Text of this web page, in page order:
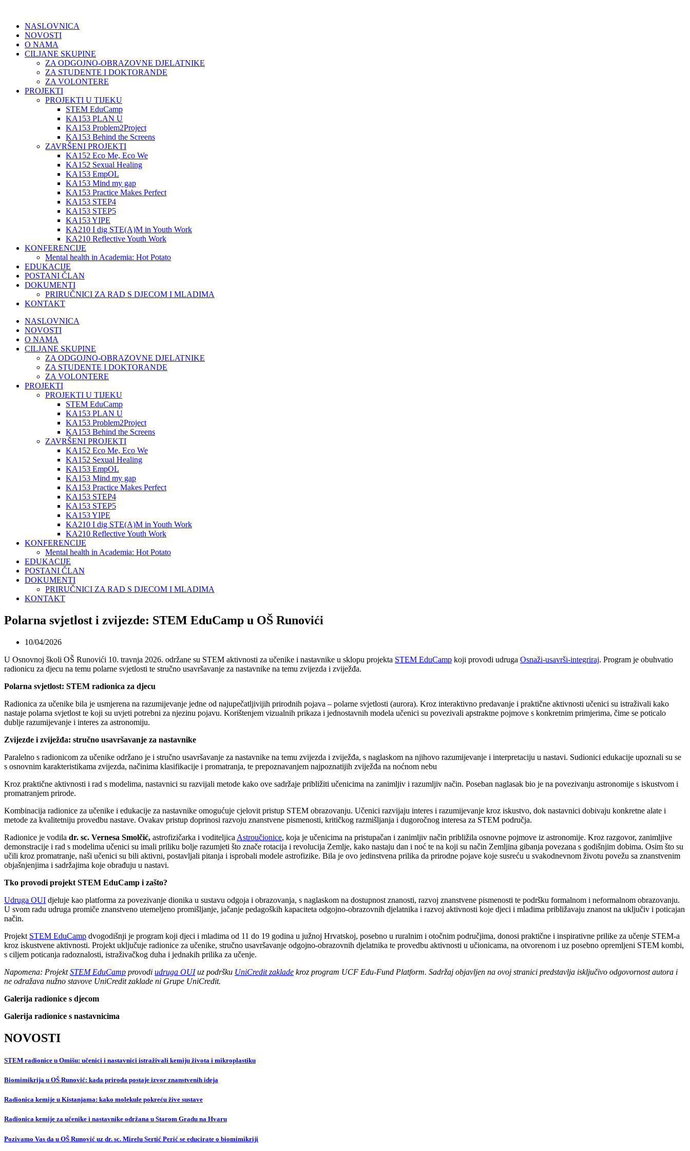
NASLOVNICA
NOVOSTI
O NAMA
CILJANE SKUPINE
ZA ODGOJNO-OBRAZOVNE DJELATNIKE
ZA STUDENTE I DOKTORANDE
ZA VOLONTERE
PROJEKTI
PROJEKTI U TIJEKU
STEM EduCamp
KA153 PLAN U
KA153 Problem2Project
KA153 Behind the Screens
ZAVRŠENI PROJEKTI
KA152 Eco Me, Eco We
KA152 Sexual Healing
KA153 EmpOL
KA153 Mind my gap
KA153 Practice Makes Perfect
KA153 STEP4
KA153 STEP5
KA153 YIPE
KA210 I dig STE(A)M in Youth Work
KA210 Reflective Youth Work
KONFERENCIJE
Mental health in Academia: Hot Potato
EDUKACIJE
POSTANI ČLAN
DOKUMENTI
PRIRUČNICI ZA RAD S DJECOM I MLADIMA
KONTAKT
NASLOVNICA
NOVOSTI
O NAMA
CILJANE SKUPINE
ZA ODGOJNO-OBRAZOVNE DJELATNIKE
ZA STUDENTE I DOKTORANDE
ZA VOLONTERE
PROJEKTI
PROJEKTI U TIJEKU
STEM EduCamp
KA153 PLAN U
KA153 Problem2Project
KA153 Behind the Screens
ZAVRŠENI PROJEKTI
KA152 Eco Me, Eco We
KA152 Sexual Healing
KA153 EmpOL
KA153 Mind my gap
KA153 Practice Makes Perfect
KA153 STEP4
KA153 STEP5
KA153 YIPE
KA210 I dig STE(A)M in Youth Work
KA210 Reflective Youth Work
KONFERENCIJE
Mental health in Academia: Hot Potato
EDUKACIJE
POSTANI ČLAN
DOKUMENTI
PRIRUČNICI ZA RAD S DJECOM I MLADIMA
KONTAKT
Polarna svjetlost i zvijezde: STEM EduCamp u OŠ Runovići
10/04/2026
U Osnovnoj školi OŠ Runovići 10. travnja 2026. održane su STEM aktivnosti za učenike i nastavnike u sklopu projekta STEM EduCamp koji provodi udruga Osnaži-usavrši-integriraj. Program je obuhvatio
radionicu za djecu na temu polarne svjetlosti te stručno usavršavanje za nastavnike na temu zvijezda i zviježđa.
Polarna svjetlost: STEM radionica za djecu
Radionica za učenike bila je usmjerena na razumijevanje jedne od najupečatljivijih prirodnih pojava – polarne svjetlosti (aurora). Kroz interaktivno predavanje i praktične aktivnosti učenici su istraživali kako
nastaje polarna svjetlost te koji su uvjeti potrebni za njezinu pojavu. Korištenjem vizualnih prikaza i jednostavnih modela učenici su povezivali apstraktne pojmove s konkretnim primjerima, čime se poticalo
dublje razumijevanje i interes za astronomiju.
Zvijezde i zviježđa: stručno usavršavanje za nastavnike
Paralelno s radionicom za učenike održano je i stručno usavršavanje za nastavnike na temu zvijezda i zviježđa, s naglaskom na njihovo razumijevanje i interpretaciju u nastavi. Sudionici edukacije upoznali su se
s osnovnim karakteristikama zvijezda, načinima klasifikacije i promatranja, te prepoznavanjem najpoznatijih zviježđa na noćnom nebu
Kroz praktične aktivnosti i rad s modelima, nastavnici su razvijali metode kako ove sadržaje približiti učenicima na zanimljiv i razumljiv način. Poseban naglasak bio je na povezivanju astronomije s iskustvom i
promatranjem prirode.
Kombinacija radionice za učenike i edukacije za nastavnike omogućuje cjelovit pristup STEM obrazovanju. Učenici razvijaju interes i razumijevanje kroz iskustvo, dok nastavnici dobivaju konkretne alate i
metode za kvalitetniju provedbu nastave. Ovakav pristup doprinosi razvoju znanstvene pismenosti, kritičkog razmišljanja i dugoročnog interesa za STEM područja.
Radionice je vodila dr. sc. Vernesa Smolčić, astrofizičarka i voditeljica Astroučionice, koja je učenicima na pristupačan i zanimljiv način približila osnovne pojmove iz astronomije. Kroz razgovor, zanimljive
demonstracije i rad s modelima učenici su imali priliku bolje razumjeti što znače rotacija i revolucija Zemlje, kako nastaju dan i noć te na koji su način Zemljina gibanja povezana s godišnjim dobima. Osim što su
učili kroz promatranje, naši učenici su bili aktivni, postavljali pitanja i isprobali modele astrofizike. Bila je ovo jedinstvena prilika da prirodne pojave koje susreću u svakodnevnom životu povežu sa znanstvenim
objašnjenjima i sadržajima koje obrađuju u nastavi.
Tko provodi projekt STEM EduCamp i zašto?
Udruga OUI djeluje kao platforma za povezivanje dionika u sustavu odgoja i obrazovanja, s naglaskom na dostupnost znanosti, razvoj znanstvene pismenosti te podršku formalnom i neformalnom obrazovanju.
U svom radu udruga promiče znanstveno utemeljeno promišljanje, jačanje pedagoških kapaciteta odgojno-obrazovnih djelatnika i razvoj aktivnosti koje djeci i mladima približavaju znanost na uključiv i poticajan
način.
Projekt STEM EduCamp dvogodišnji je program koji djeci i mladima od 11 do 19 godina u južnoj Hrvatskoj, posebno u ruralnim i otočnim područjima, donosi praktične i inspirativne prilike za učenje STEM-a
kroz iskustvene aktivnosti. Projekt uključuje radionice za učenike, stručno usavršavanje odgojno-obrazovnih djelatnika te provedbu aktivnosti u učionicama, na otvorenom i uz posebno opremljeni STEM kombi,
s ciljem poticanja radoznalosti, istraživačkog duha i jednakih prilika za učenje.
Napomena: ProjektSTEM EduCamp provodi udruga OUIuz podršku UniCredit zaklade kroz program UCF Edu-Fund Platform. Sadržaj objavljen na ovoj stranici predstavlja isključivo odgovornost autora i
ne odražava nužno stavove UniCredit zaklade ni Grupe UniCredit.
Galerija radionice s djecom
Galerija radionice s nastavnicima
NOVOSTI
STEM radionice u Omišu: učenici i nastavnici istraživali kemiju života i mikroplastiku
Biomimikrija u OŠ Runović: kada priroda postaje izvor znanstvenih ideja
Radionica kemije u Kistanjama: kako molekule pokreću žive sustave
Radionica kemije za učenike i nastavnike održana u Starom Gradu na Hvaru
Pozivamo Vas da u OŠ Runović uz dr. sc. Mirelu Sertić Perić se educirate o biomimikriji